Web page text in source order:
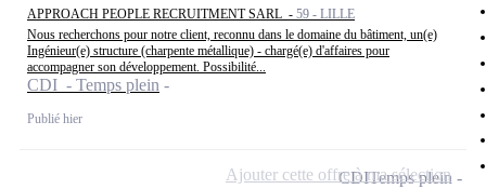
APPROACH PEOPLE RECRUITMENT SARL - 59 - LILLE
Nous recherchons pour notre client, reconnu dans le domaine du bâtiment, un(e)
Ingénieur(e) structure (charpente métallique) - chargé(e) d'affaires pour
accompagner son développement. Possibilité...
CDI - Temps plein
Publié hier
CDITemps plein
Ajouter cette offre à ma sélection